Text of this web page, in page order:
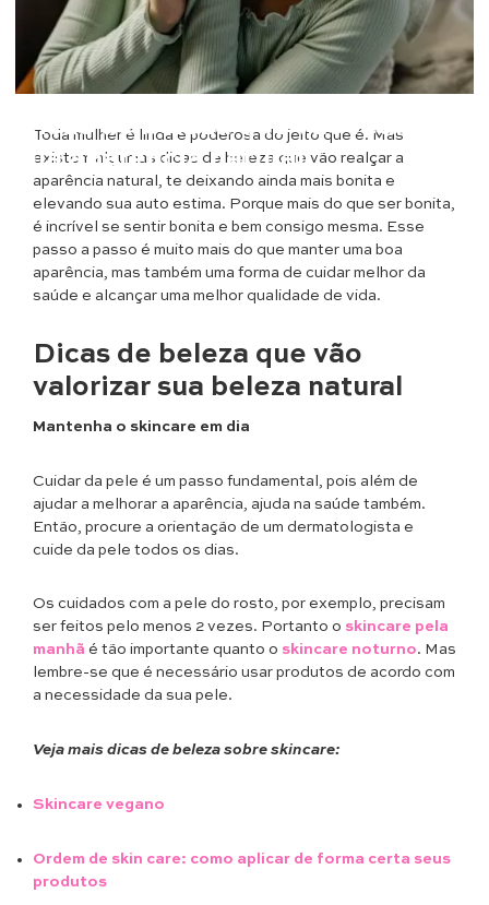
Dicas de beleza que vão realçar
sua aparência natural
Toda mulher é linda e poderosa do jeito que é. Mas
existem algumas dicas de beleza que vão realçar a
aparência natural, te deixando ainda mais bonita e
elevando sua auto estima. Porque mais do que ser bonita,
é incrível se sentir bonita e bem consigo mesma. Esse
passo a passo é muito mais do que manter uma boa
aparência, mas também uma forma de cuidar melhor da
saúde e alcançar uma melhor qualidade de vida.
Dicas de beleza que vão
valorizar sua beleza natural
Mantenha o skincare em dia
Cuidar da pele é um passo fundamental, pois além de
ajudar a melhorar a aparência, ajuda na saúde também.
Então, procure a orientação de um dermatologista e
cuide da pele todos os dias.
Os cuidados com a pele do rosto, por exemplo, precisam
ser feitos pelo menos 2 vezes. Portanto o skincare pela
manhã é tão importante quanto o skincare noturno. Mas
lembre-se que é necessário usar produtos de acordo com
a necessidade da sua pele.
Veja mais dicas de beleza sobre skincare:
Skincare vegano
Ordem de skin care: como aplicar de forma certa seus
produtos